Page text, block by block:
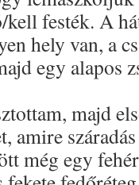
kell festék. A
hely van, a
egy alapos
majd
amire
még egy